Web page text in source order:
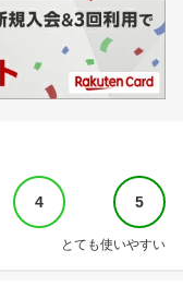
4 5
とても使いやすい